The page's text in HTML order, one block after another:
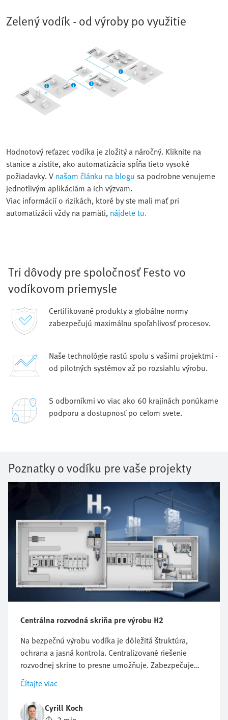
Zelený vodík - od výroby po využitie
Hodnotový reťazec vodíka je zložitý a náročný. Kliknite na
stanice a zistite, ako automatizácia spĺňa tieto vysoké
požiadavky. V našom článku na blogu sa podrobne venujeme
jednotlivým aplikáciám a ich výzvam.
Viac informácií o rizikách, ktoré by ste mali mať pri
automatizácii vždy na pamäti, nájdete tu.
Tri dôvody pre spoločnosť Festo vo
vodíkovom priemysle
Certifikované produkty a globálne normy
zabezpečujú maximálnu spoľahlivosť procesov.
Naše technológie rastú spolu s vašimi projektmi -
od pilotných systémov až po rozsiahlu výrobu.
S odborníkmi vo viac ako 60 krajinách ponúkame
podporu a dostupnosť po celom svete.
Poznatky o vodíku pre vaše projekty
Centrálna rozvodná skriňa pre výrobu H2
Na bezpečnú výrobu vodíka je dôležitá štruktúra,
ochrana a jasná kontrola. Centralizované riešenie
rozvodnej skrine to presne umožňuje. Zabezpečuje
kompaktnú, bezpečnú a účinnú elektrolýzu. V tomto
článku sa prostredníctvom technických detailov
dozviete, prečo je centralizovaný prístup taký
presvedčivý.
Čítajte viac
Cyrill Koch